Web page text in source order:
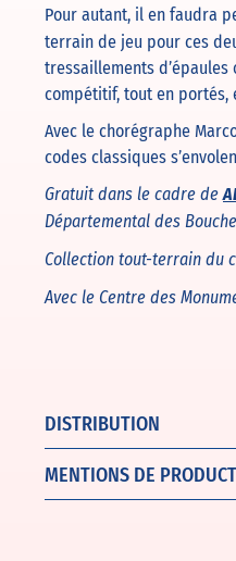
Pour autant, il en faudra
terrain de jeu pour ces
tressaillements
compétitif, tout en portés,
Avec le chorégraphe
codes classiques
Gratuit dans le cadre de
Départemental des
Collection tout-terrain du
Avec le Centre des
DISTRIBUTION
MENTIONS DE